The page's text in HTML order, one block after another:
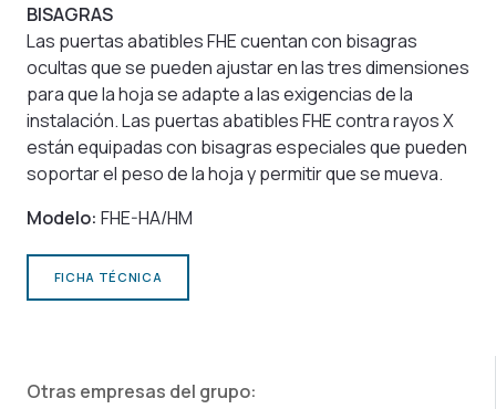
BISAGRAS
Las puertas abatibles FHE cuentan con bisagras
ocultas que se pueden ajustar en las tres dimensiones
para que la hoja se adapte a las exigencias de la
instalación. Las puertas abatibles FHE contra rayos X
están equipadas con bisagras especiales que pueden
soportar el peso de la hoja y permitir que se mueva.
Modelo: FHE-HA/HM
FICHA TÉCNICA
Otras empresas del grupo: